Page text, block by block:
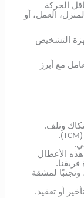
الحركة
العمل، أو
التشخيص
مع أبرز
وتلف.
(
TCM
).
الأعطال
فريقنا.
وتجنبًا لمشقة
أو تعقيد.